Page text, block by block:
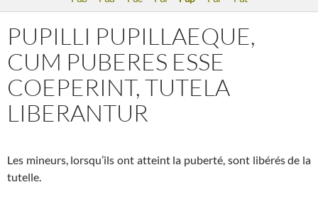
PUPILLI PUPILLAEQUE,
CUM PUBERES ESSE
COEPERINT, TUTELA
LIBERANTUR
Les mineurs, lorsqu’ils ont atteint la puberté, sont libérés de la
tutelle.